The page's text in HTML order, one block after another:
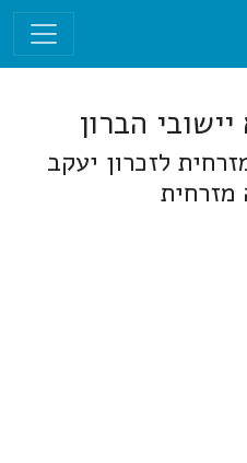
לזכרון יעקב
מזרחית